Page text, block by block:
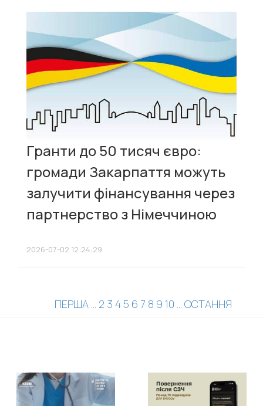
Гранти до 50 тисяч євро:
громади Закарпаття можуть
залучити фінансування через
партнерство з Німеччиною
2026-07-02 12:24:29
ПЕРША 2 3 45 6 7 8 9 10 ОСТАННЯ